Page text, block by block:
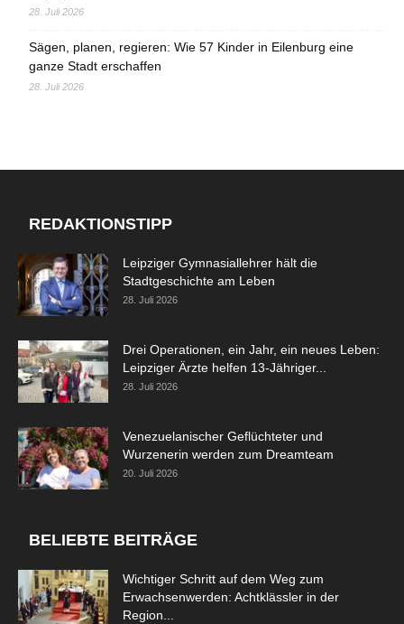
28. Juli 2026
Sägen, planen, regieren: Wie 57 Kinder in Eilenburg eine
ganze Stadt erschaffen
28. Juli 2026
REDAKTIONSTIPP
Leipziger Gymnasiallehrer hält die
Stadtgeschichte am Leben
28. Juli 2026
Drei Operationen, ein Jahr, ein neues Leben:
Leipziger Ärzte helfen 13-Jähriger...
28. Juli 2026
Venezuelanischer Geflüchteter und
Wurzenerin werden zum Dreamteam
20. Juli 2026
BELIEBTE BEITRÄGE
Wichtiger Schritt auf dem Weg zum
Erwachsenwerden: Achtklässler in der
Region...